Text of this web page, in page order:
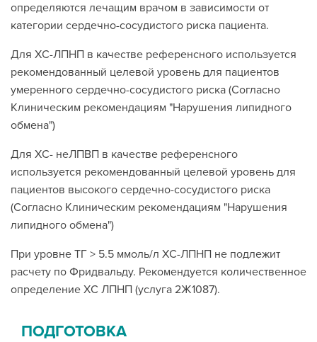
определяются лечащим врачом в зависимости от
категории сердечно-сосудистого риска пациента.
Для ХС-ЛПНП в качестве референсного используется
рекомендованный целевой уровень для пациентов
умеренного сердечно-сосудистого риска (Согласно
Клиническим рекомендациям "Нарушения липидного
обмена")
Для ХС- неЛПВП в качестве референсного
используется рекомендованный целевой уровень для
пациентов высокого сердечно-сосудистого риска
(Согласно Клиническим рекомендациям "Нарушения
липидного обмена")
При уровне ТГ > 5.5 ммоль/л ХС-ЛПНП не подлежит
расчету по Фридвальду. Рекомендуется количественное
определение ХС ЛПНП (услуга 2Ж1087).
ПОДГОТОВКА